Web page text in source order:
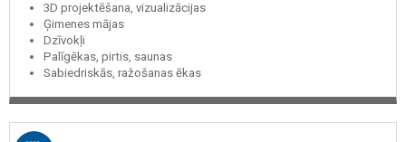
3D projektēšana, vizualizācijas
Ģimenes mājas
Dzīvokļi
Palīgēkas, pirtis, saunas
Sabiedriskās, ražošanas ēkas